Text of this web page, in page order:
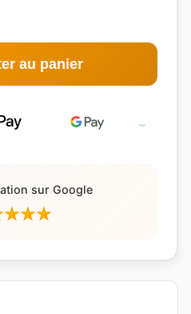
au panier
sur Google